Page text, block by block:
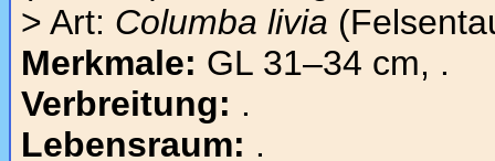
> Art: Columba livia
Merkmale: GL 31–34 cm, .
Verbreitung: .
Lebensraum: .